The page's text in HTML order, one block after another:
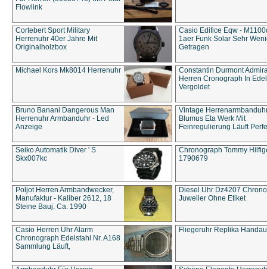
Flowlink
Cortebert Sport Military
Herrenuhr 40er Jahre Mit
Originalholzbox
Casio Edifice Eqw -
1aer Funk Solar Sehr
Getragen
Michael Kors Mk8014 Herrenuhr
Constantin Durmont
Herren Cronograph In
Vergoldet
Bruno Banani Dangerous Man
Herrenuhr Armbanduhr - Led
Anzeige
Vintage
Blumus Eta Werk Mit
Feinregulierung Läuft
Seiko Automatik Diver ' S
Skx007kc
Chronograph Tommy
1790679
Poljot Herren Armbandwecker,
Manufaktur - Kaliber 2612, 18
Steine Bauj. Ca. 1990
Diesel Uhr Dz4207
Juwelier Ohne Etiket
Casio Herren Uhr Alarm
Chronograph Edelstahl Nr. A168
Sammlung Läuft,
Fliegeruhr Replika